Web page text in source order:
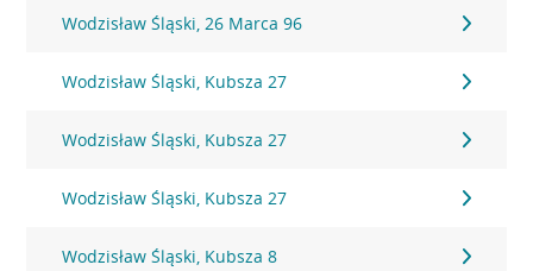
Wodzisław Śląski, 26 Marca 96
Wodzisław Śląski, Kubsza 27
Wodzisław Śląski, Kubsza 27
Wodzisław Śląski, Kubsza 27
Wodzisław Śląski, Kubsza 8